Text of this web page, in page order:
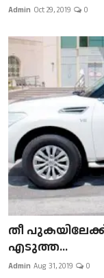
Admin Oct 29, 2019 0
​​​​​​​തീ
എടുത്ത...
Admin Aug 31, 2019 0